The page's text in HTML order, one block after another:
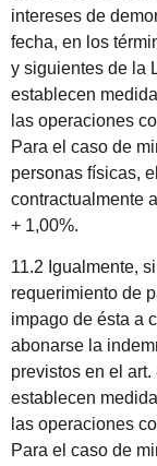
intereses de
fecha, en los
y siguientes de la
establecen
las operaciones
Para el caso de
personas físicas,
contractualmente
+ 1,00%.
11.2 Igualmente,
requerimiento de
impago de ésta a
abonarse la
previstos en el
establecen
las operaciones
Para el caso de